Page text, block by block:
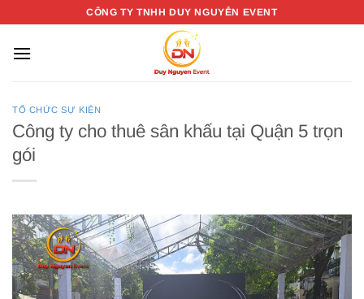
nội
CÔNG TY TNHH DUY NGUYỄN EVENT
TỔ CHỨC SỰ KIỆN
Công ty cho thuê sân khấu tại Quận 5 trọn
gói